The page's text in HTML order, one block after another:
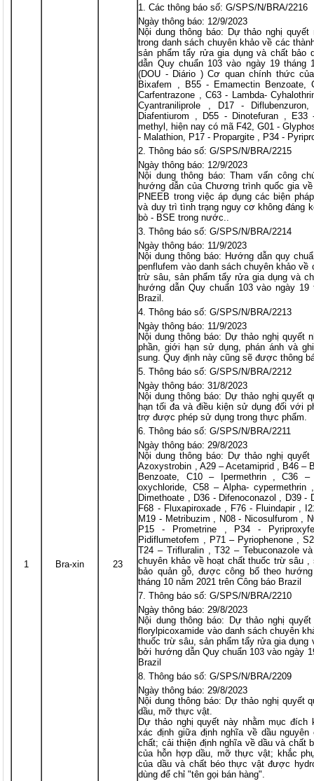
1 Bra-xin 23
Các thông báo số: G/SPS/N/BRA/2216
Ngày thông báo: 12/9/2023
Nội dung thông báo: Dự thảo nghị
trong danh sách chuyên khảo về các
sản phẩm tẩy rửa gia dụng và chất
dẫn Quy chuẩn 103 vào ngày 19 tháng
(DOU - Diário ) Cơ quan chính thức
Bixafem , B55 - Emamectin Benzoate,
Carfentrazone , C63 - Lambda-
Cyantraniliprole , D17 -
Diafentiurom , D55 - Dinotefuran ,
methyl, hiện nay có mã F42, G01 -
- Malathion, P17 - Propargite , P34 -
Thông báo số: G/SPS/N/BRA/2215
Ngày thông báo: 12/9/2023
Nội dung thông báo: Tham vấn công
hướng dẫn của Chương trình quốc gia
PNEEB trong việc áp dụng các biện
và duy trì tình trạng nguy cơ không đáng
bò - BSE trong nước..
Thông báo số: G/SPS/N/BRA/2214
Ngày thông báo: 11/9/2023
Nội dung thông báo: Hướng dẫn quy
penflufem vào danh sách chuyên khảo
trừ sâu, sản phẩm tẩy rửa gia dụng và
hướng dẫn Quy chuẩn 103 vào ngày 19
Brazil.
Thông báo số: G/SPS/N/BRA/2213
Ngày thông báo: 11/9/2023
Nội dung thông báo: Dự thảo nghị quyết
phần, giới hạn sử dụng, phán ánh và
sung. Quy định này cũng sẽ được thông
Thông báo số: G/SPS/N/BRA/2212
Ngày thông báo: 31/8/2023
Nội dung thông báo: Dự thảo nghị quyết
hạn tối đa và điều kiện sử dụng đối với
trợ được phép sử dụng trong thực phẩm.
Thông báo số: G/SPS/N/BRA/2211
Ngày thông báo: 29/8/2023
Nội dung thông báo: Dự thảo nghị
Azoxystrobin , A29 – Acetamiprid , B46 –
Benzoate, C10 – Ipermethrin , C36
oxychloride, C58 – Alpha-
Dimethoate , D36 - Difenoconazol , D39 -
F68 - Fluxapiroxade , F76 - Fluindapir ,
M19 - Metribuzim , N08 - Nicosulfurom ,
P15 - Prometrine , P34 -
Pidiflumetofem , P71 – Pyriophenone ,
T24 – Trifluralin , T32 – Tebuconazole
chuyên khảo về hoạt chất thuốc trừ sâu
bảo quản gỗ, được công bố theo
tháng 10 năm 2021 trên Công báo Brazil
Thông báo số: G/SPS/N/BRA/2210
Ngày thông báo: 29/8/2023
Nội dung thông báo: Dự thảo nghị
florylpicoxamide vào danh sách chuyên
thuốc trừ sâu, sản phẩm tẩy rửa gia
bởi hướng dẫn Quy chuẩn 103 vào ngày
Brazil
Thông báo số: G/SPS/N/BRA/2209
Ngày thông báo: 29/8/2023
Nội dung thông báo: Dự thảo nghị quyết
dầu, mỡ thực vật.
Dự thảo nghị quyết này nhằm mục
xác định giữa định nghĩa về dầu
chất; cải thiện định nghĩa về dầu và chất
của hỗn hợp dầu, mỡ thực vật; khắc
của dầu và chất béo thực vật được
dùng để chỉ "tên gọi bán hàng".